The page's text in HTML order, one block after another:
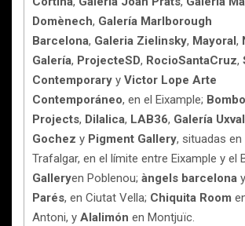
Domènech, Galería Marlborough
Barcelona, Galeria Zielinsky, Mayoral ,
Galería, ProjecteSD, RocioSantaCruz,
Contemporary y Victor Lope Arte
Contemporáneo, en el Eixample;
Projects, Dilalica, LAB36, Galería Uxval
Gochez y Pigment Gallery, situadas en
Trafalgar, en el límite entre Eixample y el
Galleryen Poblenou; àngels barcelona y
Parés, en Ciutat Vella; Chiquita Room
Antoni, y Alalimón en Montjuïc.